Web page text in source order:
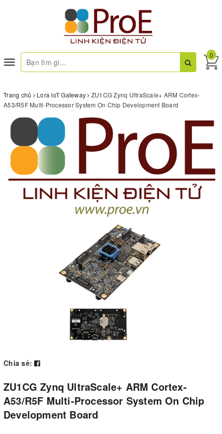
Toggle
navigation
0
Trang chủ Lora IoT Gateway
ZU1CG Zynq UltraScale+ ARM Cortex-
A53/R5F Multi-Processor System On Chip Development Board
Chia sẻ:
ZU1CG Zynq UltraScale+ ARM Cortex-
A53/R5F Multi-Processor System On Chip
Development Board